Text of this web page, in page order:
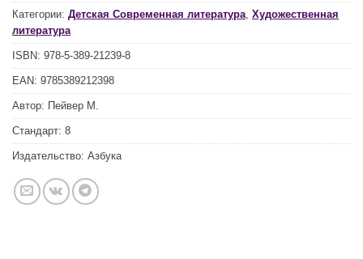
Категории: Детская Современная литература Художественная
литература
ISBN: 978-5-389-21239-8
EAN: 9785389212398
Автор: Пейвер М.
Стандарт: 8
Издательство: Азбука